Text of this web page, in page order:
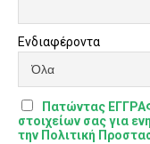
Ενδιαφέροντα
Πατώντας
στοιχείων σας για
την Πολιτική